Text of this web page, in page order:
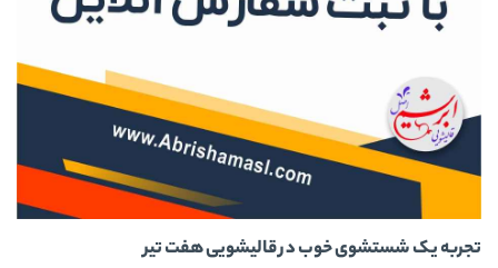
تجربه یک شستشوی خوب در قالیشویی هفت تیر